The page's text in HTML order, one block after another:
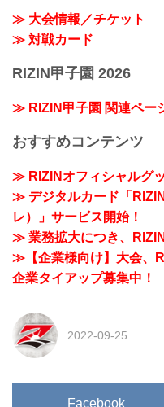
≫ 大会情報／チケット
≫ 対戦カード
RIZIN甲子園 2026
≫ RIZIN甲子園 関連ペー
おすすめコンテンツ
≫ RIZINオフィシャルグ
≫ デジタルカード「
レ）」サービス開始！
≫ 業務拡大につき、
≫【企業様向け】大会、
企業タイアップ募集中！
2022-09-25
Facebook